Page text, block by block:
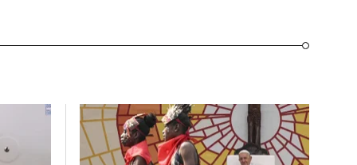
Venezuela Nicolás Maduro